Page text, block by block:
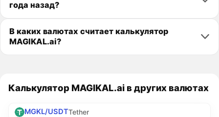
года назад?
В каких валютах считает калькулятор
MAGIKAL.ai?
Калькулятор MAGIKAL.ai в других валютах
MGKL/USDTTether